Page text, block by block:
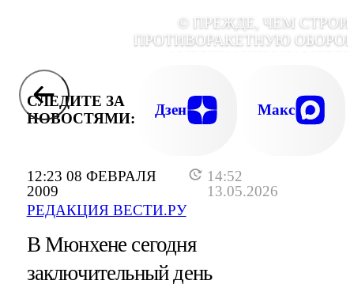
12:23 08 ФЕВРАЛЯ
2009
14:52
13.05.2026
РЕДАКЦИЯ ВЕСТИ.РУ
© ПРЕЖДЕ, ЧЕМ
ПРОТИВОРАКЕТНУЮ
ПОСОВЕТОВАТЬСЯ С КОЛЛЕГАМИ В
И
СЛЕДИТЕ ЗА
НОВОСТЯМИ:
Дзен Макс
В Мюнхене сегодня
заключительный день